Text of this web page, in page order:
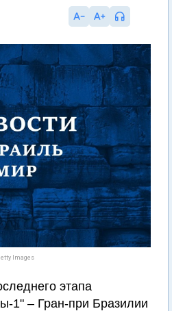
Images
этапа
1" – Гран-при Бразилии